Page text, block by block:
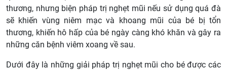
thương, nhưng biện pháp trị nghẹt mũi nếu sử dụng quá đà
sẽ khiến vùng niêm mạc và khoang mũi của bé bị tổn
thương, khiến hô hấp của bé ngày càng khó khăn và gây ra
những căn bệnh viêm xoang về sau.
Dưới đây là những giải pháp trị nghẹt mũi cho bé được các